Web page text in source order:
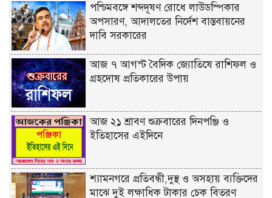
পশ্চিমবঙ্গে শব্দদূষণ রোধে লাউডস্পিকার
অপসারণ, আদালতের নির্দেশ বাস্তবায়নের
দাবি সরকারের
আজ ৭ আগস্ট বৈদিক জ্যোতিষে রাশিফল ও
গ্রহদোষ প্রতিকারের উপায়
আজ ২১ শ্রাবণ শুক্রবারের দিনপঞ্জি ও
ইতিহাসের এইদিনে
শ্যামনগরে প্রতিবন্ধী,দুস্থ ও অসহায় ব্যক্তিদের
মাঝে দুই লক্ষাধিক টাকার চেক বিতরণ